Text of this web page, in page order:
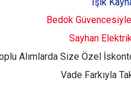
Bedok
Sayhan
Alımlarda Size Özel
Vade Farkıyla